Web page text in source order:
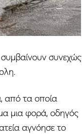
συνεχώς
από τα οποία
μια φορά, οδηγός
αγνόησε το